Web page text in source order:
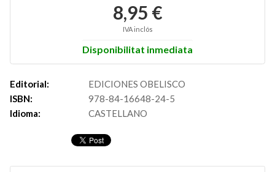
8,95 €
IVA inclós
Disponibilitat inmediata
Editorial:
EDICIONES OBELISCO
ISBN:
978-84-16648-24-5
Idioma:
CASTELLANO